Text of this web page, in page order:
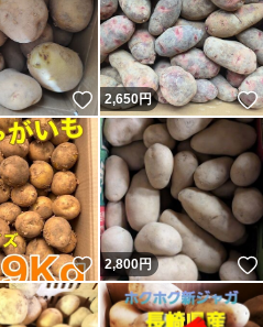
いいね！
2,650円
いいね！
2,800円